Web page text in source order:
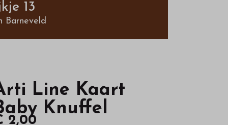
13
Barneveld
Line Kaart
Knuffel
2,00